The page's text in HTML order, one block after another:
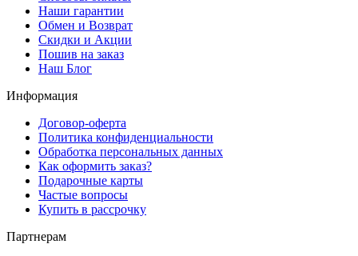
Наши гарантии
Обмен и Возврат
Скидки и Акции
Пошив на заказ
Наш Блог
Информация
Договор-оферта
Политика конфиденциальности
Обработка персональных данных
Как оформить заказ?
Подарочные карты
Частые вопросы
Купить в рассрочку
Партнерам